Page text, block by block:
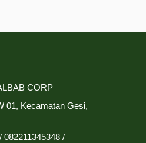
CORP
01, Kecamatan Gesi,
082211345348 /